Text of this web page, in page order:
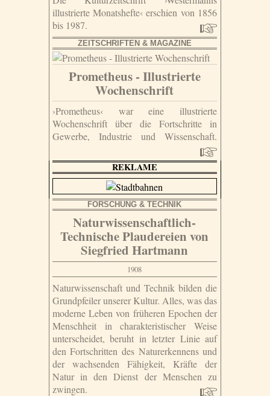
illustrierte Monatshefte‹ erschien von 1856
bis 1987.
ZEITSCHRIFTEN & MAGAZINE
Prometheus - Illustrierte
Wochenschrift
›Prometheus‹ war eine illustrierte
Wochenschrift über die Fortschritte in
Gewerbe, Industrie und Wissenschaft.
REKLAME
FORSCHUNG & TECHNIK
Naturwissenschaftlich-
Technische Plaudereien von
Siegfried Hartmann
1908
Naturwissenschaft und Technik bilden die
Grundpfeiler unserer Kultur. Alles, was das
moderne Leben von früheren Epochen der
Menschheit in charakteristischer Weise
unterscheidet, beruht in letzter Linie auf
den Fortschritten des Naturerkennens und
der wachsenden Fähigkeit, Kräfte der
Natur in den Dienst der Menschen zu
zwingen.